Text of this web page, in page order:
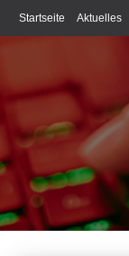
Startseite Aktuelles